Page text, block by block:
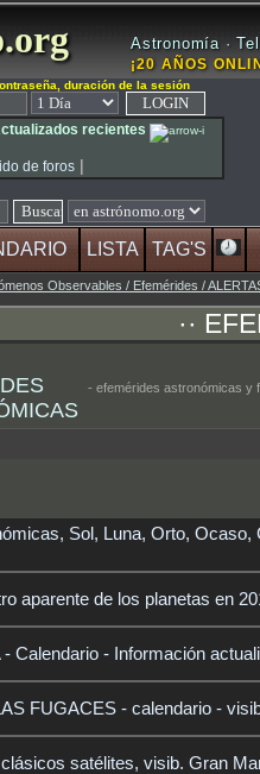
Astronomía ·
¡20 AÑOS
duración de la sesión
recientes
de foros |
LISTA TAG'S
Observables / Efemérides /
··
- efemérides astronómicas y
Sol, Luna, Orto,
aparente de los planetas en
Calendario - Información
FUGACES - calendario -
satélites, visib. Gran